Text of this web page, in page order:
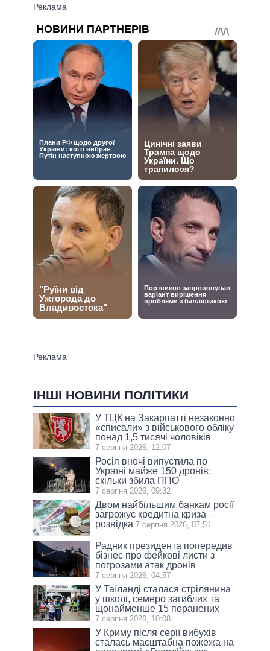
ІНШІ НОВИНИ ПОЛІТИКИ
У ТЦК на Закарпатті незаконно
«списали» з військового обліку
понад 1,5 тисячі чоловіків
7 серпня 2026, 12:07
Росія вночі випустила по
Україні майже 150 дронів:
скільки збила ППО
7 серпня 2026, 09:32
Двом найбільшим банкам росії
загрожує кредитна криза –
розвідка 7 серпня 2026, 07:51
Радник президента попередив
бізнес про фейкові листи з
погрозами атак дронів
7 серпня 2026, 04:57
У Таїланді сталася стрілянина
у школі, семеро загиблих та
щонайменше 15 поранених
7 серпня 2026, 10:08
У Криму після серії вибухів
сталась масштабна пожежа на